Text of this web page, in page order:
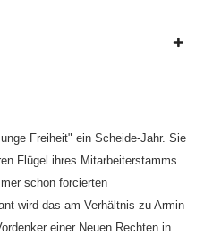
Freiheit" ein Scheide-Jahr. Sie
Flügel ihres Mitarbeiterstamms
schon forcierten
wird das am Verhältnis zu Armin
einer Neuen Rechten in